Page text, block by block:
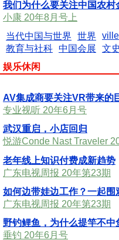
我们为什么要关注中国农村
小康 20年8月号上
当代中国与世界
世界
教育与社科 中国会展 文
娱乐休闲
AV集成商要关注VR带来的
专业视听 20年6月号
武汉重启，小店回归
悦游Conde Nast Traveler
老年线上知识付费成新趋势
广东电视周报 20年第23期
如何边带娃边工作？一起围
广东电视周报 20年第23期
野钓鲤鱼，为什么提竿不中
垂钓 20年6月号